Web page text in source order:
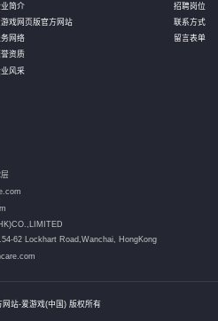
简介
戏网页版官方网站
网络
资质
风采
招聘岗位
联系方式
留言表单
62 Lockhart Road,Wanchai, HongKong
网站-爱游戏(中国) 版权所有